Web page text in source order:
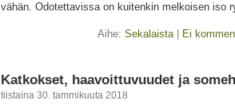
vähän. Odotettavissa on kuitenkin melkoisen iso
Aihe: Sekalaista| Ei
Katkokset, haavoittuvuudet ja
tiistaina 30. tammikuuta 2018